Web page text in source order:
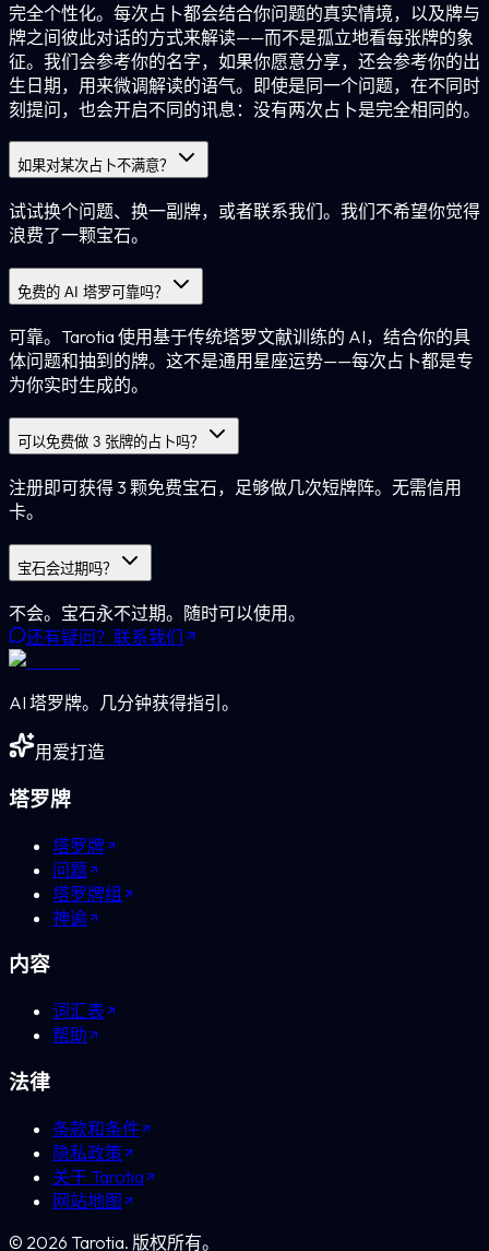
完全个性化。每次占卜都会结合你问题的真实情境，以及牌与
牌之间彼此对话的方式来解读——而不是孤立地看每张牌的象
征。我们会参考你的名字，如果你愿意分享，还会参考你的出
生日期，用来微调解读的语气。即使是同一个问题，在不同时
刻提问，也会开启不同的讯息：没有两次占卜是完全相同的。
如果对某次占卜不满意？
试试换个问题、换一副牌，或者联系我们。我们不希望你觉得
浪费了一颗宝石。
免费的 AI 塔罗可靠吗？
可靠。Tarotia 使用基于传统塔罗文献训练的 AI，结合你的具
体问题和抽到的牌。这不是通用星座运势——每次占卜都是专
为你实时生成的。
可以免费做 3 张牌的占卜吗？
注册即可获得 3 颗免费宝石，足够做几次短牌阵。无需信用
卡。
宝石会过期吗？
不会。宝石永不过期。随时可以使用。
还有疑问？联系我们
AI 塔罗牌。几分钟获得指引。
用爱打造
塔罗牌
塔罗牌
问题
塔罗牌组
神谕
内容
词汇表
帮助
法律
条款和条件
隐私政策
关于 Tarotia
网站地图
© 2026 Tarotia. 版权所有。